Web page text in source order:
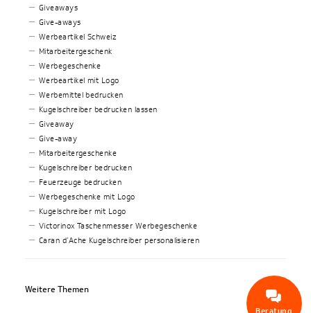
Giveaways
Give-aways
Werbeartikel Schweiz
Mitarbeitergeschenk
Werbegeschenke
Werbeartikel mit Logo
Werbemittel bedrucken
Kugelschreiber bedrucken lassen
Giveaway
Give-away
Mitarbeitergeschenke
Kugelschreiber bedrucken
Feuerzeuge bedrucken
Werbegeschenke mit Logo
Kugelschreiber mit Logo
Victorinox Taschenmesser Werbegeschenke
Caran d’Ache Kugelschreiber personalisieren
Weitere Themen